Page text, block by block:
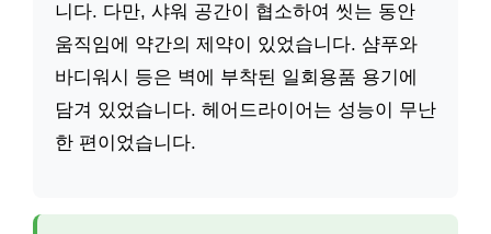
니다. 다만, 샤워 공간이 협소하여 씻는 동안
움직임에 약간의 제약이 있었습니다. 샴푸와
바디워시 등은 벽에 부착된 일회용품 용기에
담겨 있었습니다. 헤어드라이어는 성능이 무난
한 편이었습니다.